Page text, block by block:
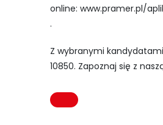
online: www.pramer.pl/
.
Z wybranymi
10850. Zapoznaj się z